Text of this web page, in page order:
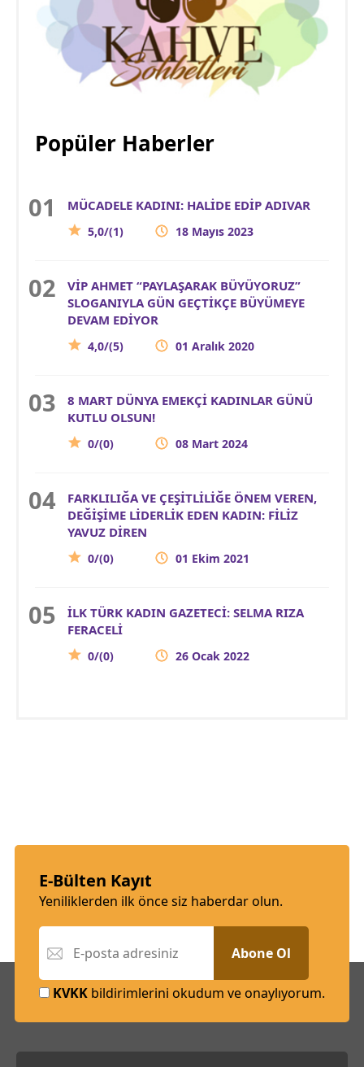
Popüler Haberler
MÜCADELE KADINI: HALİDE EDİP ADIVAR
5,0/(1) 18 Mayıs 2023
VİP AHMET “PAYLAŞARAK BÜYÜYORUZ”
SLOGANIYLA GÜN GEÇTİKÇE BÜYÜMEYE
DEVAM EDİYOR
4,0/(5) 01 Aralık 2020
8 MART DÜNYA EMEKÇİ KADINLAR GÜNÜ
KUTLU OLSUN!
0/(0) 08 Mart 2024
FARKLILIĞA VE ÇEŞİTLİLİĞE ÖNEM VEREN,
DEĞİŞİME LİDERLİK EDEN KADIN: FİLİZ
YAVUZ DİREN
0/(0) 01 Ekim 2021
İLK TÜRK KADIN GAZETECİ: SELMA RIZA
FERACELİ
0/(0) 26 Ocak 2022
E-Bülten Kayıt
Yeniliklerden ilk önce siz haberdar olun.
Abone Ol
KVKK bildirimlerini okudum ve onaylıyorum.